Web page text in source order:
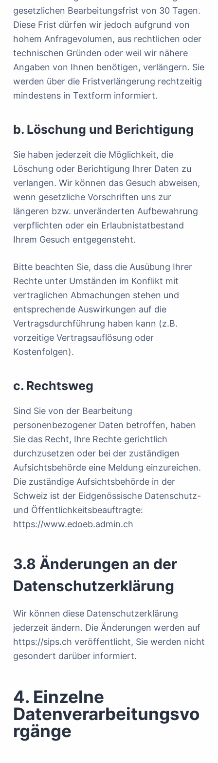
gesetzlichen Bearbeitungsfrist von 30 Tagen.
Diese Frist dürfen wir jedoch aufgrund von
hohem Anfragevolumen, aus rechtlichen oder
technischen Gründen oder weil wir nähere
Angaben von Ihnen benötigen, verlängern. Sie
werden über die Fristverlängerung rechtzeitig
mindestens in Textform informiert.
b. Löschung und Berichtigung
Sie haben jederzeit die Möglichkeit, die
Löschung oder Berichtigung Ihrer Daten zu
verlangen. Wir können das Gesuch abweisen,
wenn gesetzliche Vorschriften uns zur
längeren bzw. unveränderten Aufbewahrung
verpflichten oder ein Erlaubnistatbestand
Ihrem Gesuch entgegensteht.
Bitte beachten Sie, dass die Ausübung Ihrer
Rechte unter Umständen im Konflikt mit
vertraglichen Abmachungen stehen und
entsprechende Auswirkungen auf die
Vertragsdurchführung haben kann (z.B.
vorzeitige Vertragsauflösung oder
Kostenfolgen).
c. Rechtsweg
Sind Sie von der Bearbeitung
personenbezogener Daten betroffen, haben
Sie das Recht, Ihre Rechte gerichtlich
durchzusetzen oder bei der zuständigen
Aufsichtsbehörde eine Meldung einzureichen.
Die zuständige Aufsichtsbehörde in der
Schweiz ist der Eidgenössische Datenschutz-
und Öffentlichkeitsbeauftragte:
https://www.edoeb.admin.ch
3.8 Änderungen an der
Datenschutzerklärung
Wir können diese Datenschutzerklärung
jederzeit ändern. Die Änderungen werden auf
https://sips.ch veröffentlicht, Sie werden nicht
gesondert darüber informiert.
4. Einzelne
Datenverarbeitungsvo
rgänge